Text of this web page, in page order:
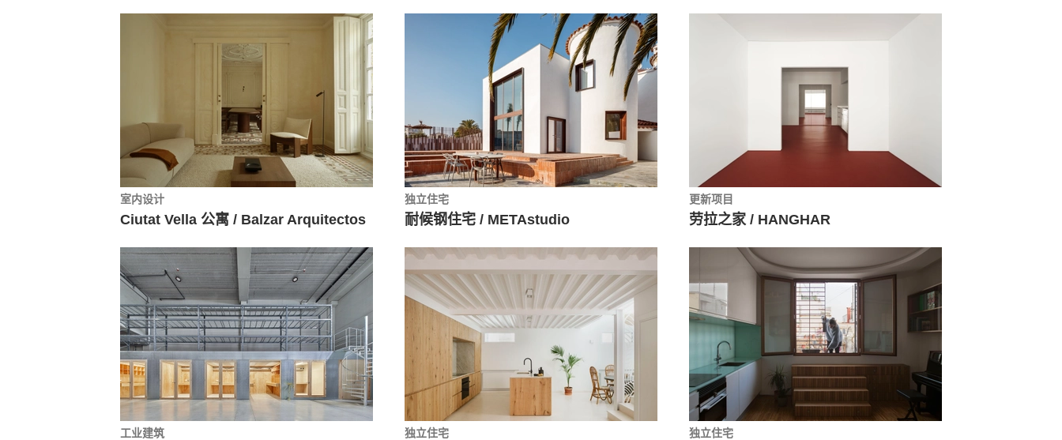
室内设计
Ciutat Vella 公寓 / Balzar Arquitectos
独立住宅
耐候钢住宅 / METAstudio
更新项目
劳拉之家 / HANGHAR
工业建筑 独立住宅 独立住宅